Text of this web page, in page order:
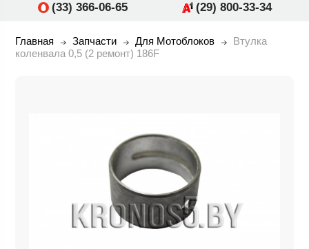
(33) 366-06-65 (29) 800-33-34
Главная Запчасти Для Мотоблоков
Втулка
коленвала 0,5 (2 ремонт) 186F